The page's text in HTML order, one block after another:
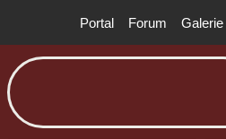
Portal Forum Galerie